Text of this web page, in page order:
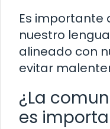
Es importante
nuestro
alineado con
evitar
¿La
es